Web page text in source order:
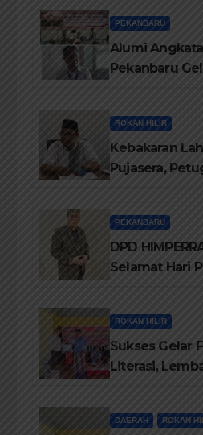
PEKANBARU
Alumi
Pekanbaru
ROKAN HILIR
Kebakaran
Pujasera,
PEKANBARU
DPD
Selamat Hari
ROKAN HILIR
Sukses Gelar
Literasi,
DAERAH ROKAN